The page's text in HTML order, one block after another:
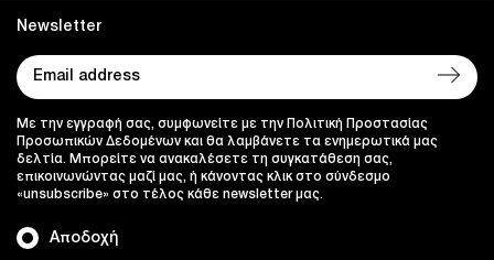
Newsletter
Αποδοχή
Με την εγγραφή σας, συμφωνείτε με την Πολιτική Προστασίας
Προσωπικών Δεδομένων και θα λαμβάνετε τα ενημερωτικά μας
δελτία. Μπορείτε να ανακαλέσετε τη συγκατάθεση σας,
επικοινωνώντας μαζί μας, ή κάνοντας κλικ στο σύνδεσμο
«unsubscribe» στο τέλος κάθε newsletter μας.